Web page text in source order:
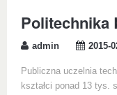
Politechnika
admin 2015-
Publiczna uczelnia
kształci ponad 13 tys.